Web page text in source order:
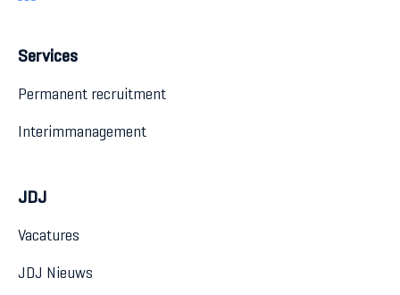
Services
Permanent recruitment
Interimmanagement
JDJ
Vacatures
JDJ Nieuws